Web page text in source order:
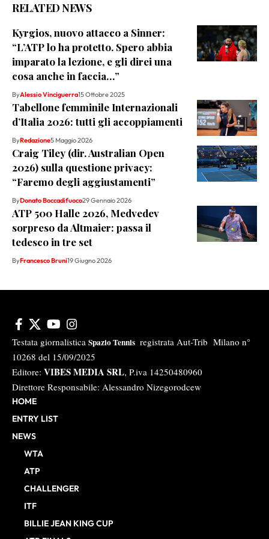
RELATED NEWS
Kyrgios, nuovo attacco a Sinner:
“L’ATP lo ha protetto. Spero abbia
imparato la lezione, e gli direi una
cosa anche in faccia…”
ByAlessio Vinciguerra15 Ottobre 2025
Tabellone femminile Internazionali
d’Italia 2026: tutti gli accoppiamenti
ByRedazione5 Maggio 2026
Craig Tiley (dir. Australian Open
2026) sulla questione privacy:
“Faremo degli aggiustamenti”
ByDonato Boccadifuoco29 Gennaio 2026
ATP 500 Halle 2026, Medvedev
sorpreso da Altmaier: passa il
tedesco in tre set
ByFrancesco Bruni19 Giugno 2026
Testata giornalistica Spazio Tennis registrata Aut-Trib Milano n°
10268 del 15/09/2025
Editore: VIBES MEDIA SRL, P.iva 14250480960
Direttore Responsabile: Alessandro Nizegorodcew
HOME
ENTRY LIST
NEWS
WTA
ATP
CHALLENGER
ITF
BILLIE JEAN KING CUP